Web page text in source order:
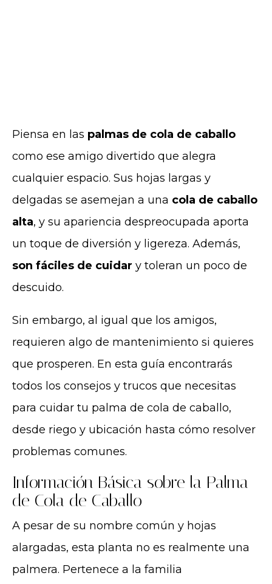
Piensa en las palmas de cola de caballo
como ese amigo divertido que alegra
cualquier espacio. Sus hojas largas y
delgadas se asemejan a una cola de caballo
alta, y su apariencia despreocupada aporta
un toque de diversión y ligereza. Además,
son fáciles de cuidar y toleran un poco de
descuido.
Sin embargo, al igual que los amigos,
requieren algo de mantenimiento si quieres
que prosperen. En esta guía encontrarás
todos los consejos y trucos que necesitas
para cuidar tu palma de cola de caballo,
desde riego y ubicación hasta cómo resolver
problemas comunes.
Información Básica sobre la Palma
de Cola de Caballo
A pesar de su nombre común y hojas
alargadas, esta planta no es realmente una
palmera. Pertenece a la familia